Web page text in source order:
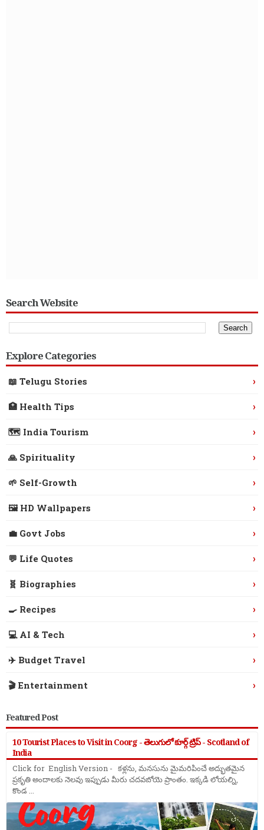
Search Website
Explore Categories
📖 Telugu Stories ›
🏥 Health Tips ›
🗺️ India Tourism ›
🙏 Spirituality ›
🌱 Self-Growth ›
🖼️ HD Wallpapers ›
💼 Govt Jobs ›
💬 Life Quotes ›
🧬 Biographies ›
🍳 Recipes ›
💻 AI & Tech ›
✈️ Budget Travel ›
🎬 Entertainment ›
Featured Post
10 Tourist Places to Visit in Coorg - తెలుగులో కూర్గ్ ట్రిప్ - Scotland of
India
Click for English Version - కళ్లను, మనసును మైమరిపించే అద్భుతమైన
ప్రకృతి అందాలకు నెలవు ఇప్పుడు మీరు చదవబోయె ప్రాంతం. ఇక్కడి లోయల్ని,
కొండ ...